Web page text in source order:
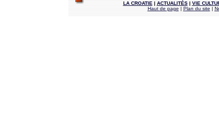
LA CROATIE | ACTUALITÉS| VIE
Haut de page| Plan du site|